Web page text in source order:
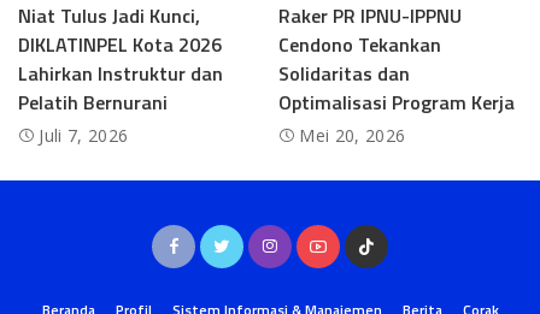
Niat Tulus Jadi Kunci,
DIKLATINPEL Kota 2026
Lahirkan Instruktur dan
Pelatih Bernurani
Juli 7, 2026
Raker PR IPNU-IPPNU
Cendono Tekankan
Solidaritas dan
Optimalisasi Program Kerja
Mei 20, 2026